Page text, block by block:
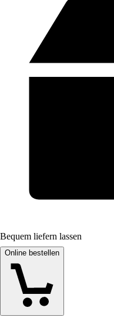
Bequem liefern lassen
Online bestellen